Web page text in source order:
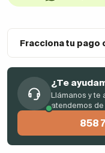
Fracciona tu pago
¿Te
Llámanos y te
atendemos de
858